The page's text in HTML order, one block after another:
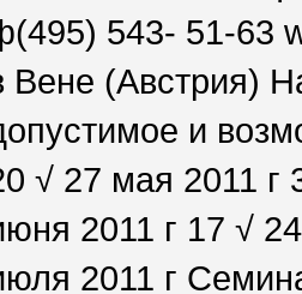
543- 51-63
Вене (Австрия)
и
√ 27 мая 2011 г
2011 г 17 √
2011 г